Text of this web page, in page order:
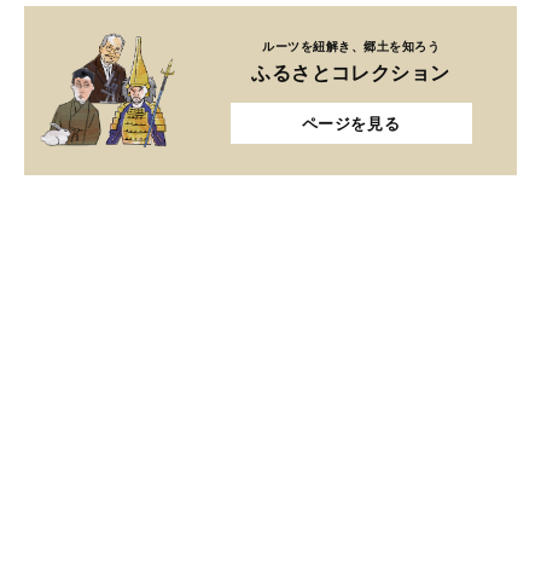
ルーツを紐解き、郷土を知ろう
ふるさとコレクション
ページを見る